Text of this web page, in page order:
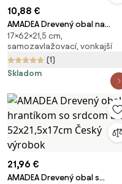
10,88 €
AMADEA Drevený obal na
kvetináč, 62x21,5x17cm Český
výrobok
17×62×21,5 cm,
samozavlažovací, vonkajší
(1)
Skladom
21,96 €
AMADEA Drevený obal s